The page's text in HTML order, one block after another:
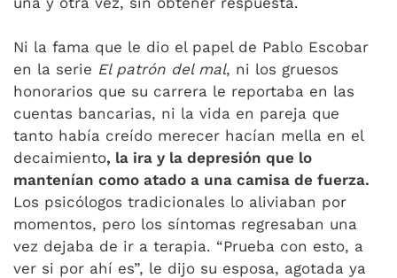
Ni la fama que le dio el papel de Pablo Escobar
en la serie El patrón del mal, ni los gruesos
honorarios que su carrera le reportaba en las
cuentas bancarias, ni la vida en pareja que
tanto había creído merecer hacían mella en el
decaimiento, la ira y la depresión que lo
mantenían como atado a una camisa de fuerza.
Los psicólogos tradicionales lo aliviaban por
momentos, pero los síntomas regresaban una
vez dejaba de ir a terapia. “Prueba con esto, a
ver si por ahí es”, le dijo su esposa, agotada ya